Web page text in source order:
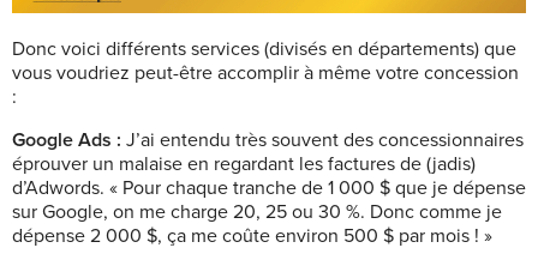
Donc voici différents services (divisés en départements) que
vous voudriez peut-être accomplir à même votre concession
:
Google Ads : J’ai entendu très souvent des concessionnaires
éprouver un malaise en regardant les factures de (jadis)
d’Adwords. « Pour chaque tranche de 1 000 $ que je dépense
sur Google, on me charge 20, 25 ou 30 %. Donc comme je
dépense 2 000 $, ça me coûte environ 500 $ par mois ! »